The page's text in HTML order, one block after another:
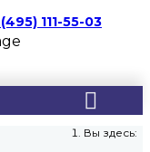
111-55-03
Вы здесь: